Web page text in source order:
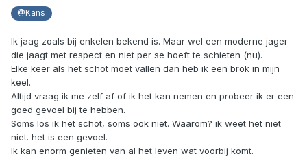
@Kans
Ik jaag zoals bij enkelen bekend is. Maar wel een moderne jager
die jaagt met respect en niet per se hoeft te schieten (nu).
Elke keer als het schot moet vallen dan heb ik een brok in mijn
keel.
Altijd vraag ik me zelf af of ik het kan nemen en probeer ik er een
goed gevoel bij te hebben.
Soms los ik het schot, soms ook niet. Waarom? ik weet het niet
niet. het is een gevoel.
Ik kan enorm genieten van al het leven wat voorbij komt.